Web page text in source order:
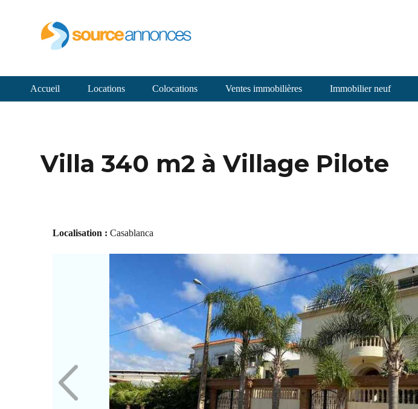
Accueil Locations Colocations Ventes immobilières Immobilier neuf
Villa 340 m2 à Village Pilote
Localisation : Casablanca